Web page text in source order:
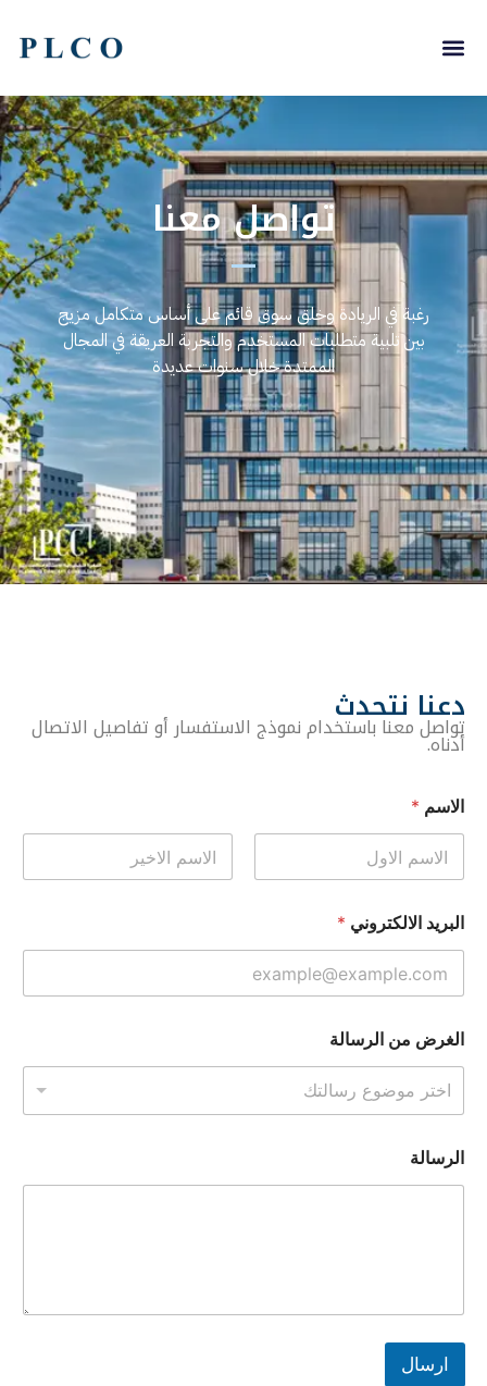
تواصل معنا
رغبة في الريادة وخلق سوق قائم على أساس متكامل مزيج
بين تلبية متطلبات المستخدم والتجربة العريقة في المجال
الممتدة خلال سنوات عديدة
دعنا نتحدث
تواصل معنا باستخدام نموذج الاستفسار أو تفاصيل الاتصال
أدناه.
الاسم *
البريد الالكتروني *
ا
ل
ل
ة
ا
الغرض من الرسالة
اختر موضوع رسالتك
الرسالة
ارسال